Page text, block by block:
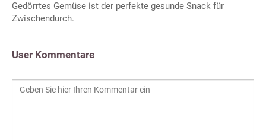
Gedörrtes Gemüse ist der perfekte gesunde Snack für
Zwischendurch.
User Kommentare